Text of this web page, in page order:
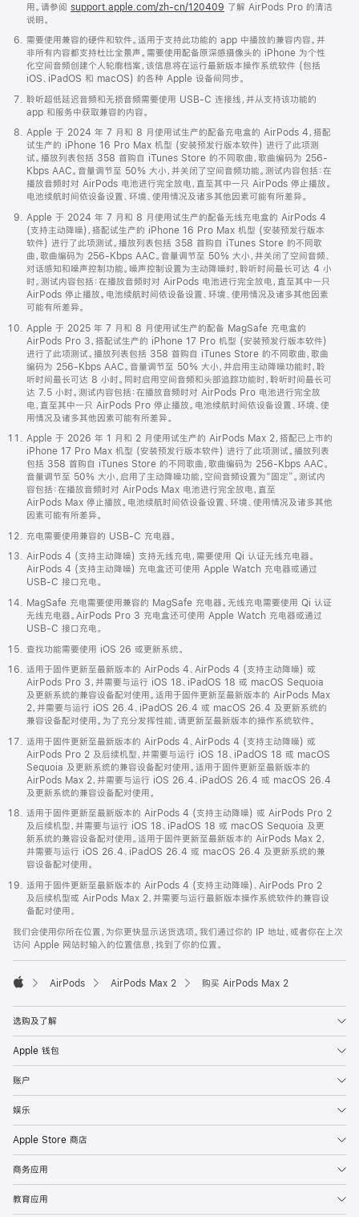
用。请参阅 support.apple.com/zh-cn/120409 了解 AirPods Pro 的清洁
说明。
需要使用兼容的硬件和软件。适用于支持此功能的 app 中播放的兼容内容。并
非所有内容都支持杜比全景声。需要使用配备原深感摄像头的 iPhone 为个性
化空间音频创建个人轮廓档案，该信息将在运行最新版本操作系统软件 (包括
iOS、iPadOS 和 macOS) 的各种 Apple 设备间同步。
聆听超低延迟音频和无损音频需要使用 USB-C 连接线，并从支持该功能的
app 和服务中获取兼容的内容。
Apple 于 2024 年 7 月和 8 月使用试生产的配备充电盒的 AirPods 4，搭配
试生产的 iPhone 16 Pro Max 机型 (安装预发行版本软件) 进行了此项测
试。播放列表包括 358 首购自 iTunes Store 的不同歌曲，歌曲编码为 256-
Kbps AAC。音量调节至 50% 大小，并关闭了空间音频功能。测试内容包括：在
播放音频时对 AirPods 电池进行完全放电，直至其中一只 AirPods 停止播放。
电池续航时间依设备设置、环境、使用情况及诸多其他因素可能有所差异。
Apple 于 2024 年 7 月和 8 月使用试生产的配备无线充电盒的 AirPods 4
(支持主动降噪)，搭配试生产的 iPhone 16 Pro Max 机型 (安装预发行版本
软件) 进行了此项测试。播放列表包括 358 首购自 iTunes Store 的不同歌
曲，歌曲编码为 256-Kbps AAC。音量调节至 50% 大小，并关闭了空间音频、
对话感知和噪声控制功能。噪声控制设置为主动降噪时，聆听时间最长可达 4 小
时。测试内容包括：在播放音频时对 AirPods 电池进行完全放电，直至其中一只
AirPods 停止播放。电池续航时间依设备设置、环境、使用情况及诸多其他因素
可能有所差异。
Apple 于 2025 年 7 月和 8 月使用试生产的配备 MagSafe 充电盒的
AirPods Pro 3，搭配试生产的 iPhone 17 Pro 机型 (安装预发行版本软件)
进行了此项测试。播放列表包括 358 首购自 iTunes Store 的不同歌曲，歌曲
编码为 256-Kbps AAC。音量调节至 50% 大小，并启用主动降噪功能时，聆
听时间最长可达 8 小时。同时启用空间音频和头部追踪功能时，聆听时间最长可
达 7.5 小时。测试内容包括：在播放音频时对 AirPods Pro 电池进行完全放
电，直至其中一只 AirPods Pro 停止播放。电池续航时间依设备设置、环境、使
用情况及诸多其他因素可能有所差异。
Apple 于 2026 年 1 月和 2 月使用试生产的 AirPods Max 2，搭配已上市的
iPhone 17 Pro Max 机型 (安装预发行版本软件) 进行了此项测试。播放列表
包括 358 首购自 iTunes Store 的不同歌曲，歌曲编码为 256-Kbps AAC。
音量调节至 50% 大小，启用了主动降噪功能，空间音频设置为“固定”。测试内
容包括：在播放音频时对 AirPods Max 电池进行完全放电，直至
AirPods Max 停止播放。电池续航时间依设备设置、环境、使用情况及诸多其他
因素可能有所差异。
充电需要使用兼容的 USB-C 充电器。
AirPods 4 (支持主动降噪) 支持无线充电，需要使用 Qi 认证无线充电器。
AirPods 4 (支持主动降噪) 充电盒还可使用 Apple Watch 充电器或通过
USB-C 接口充电。
MagSafe 充电需要使用兼容的 MagSafe 充电器。无线充电需要使用 Qi 认证
无线充电器。AirPods Pro 3 充电盒还可使用 Apple Watch 充电器或通过
USB-C 接口充电。
查找功能需要使用 iOS 26 或更新系统。
适用于固件更新至最新版本的 AirPods 4、AirPods 4 (支持主动降噪) 或
AirPods Pro 3，并需要与运行 iOS 18、iPadOS 18 或 macOS Sequoia
及更新系统的兼容设备配对使用。适用于固件更新至最新版本的 AirPods Max
2，并需要与运行 iOS 26.4、iPadOS 26.4 或 macOS 26.4 及更新系统的
兼容设备配对使用。为了充分发挥性能，请更新至最新版本的操作系统软件。
适用于固件更新至最新版本的 AirPods 4、AirPods 4 (支持主动降噪) 或
AirPods Pro 2 及后续机型，并需要与运行 iOS 18、iPadOS 18 或 macOS
Sequoia 及更新系统的兼容设备配对使用。适用于固件更新至最新版本的
AirPods Max 2，并需要与运行 iOS 26.4、iPadOS 26.4 或 macOS 26.4
及更新系统的兼容设备配对使用。
适用于固件更新至最新版本的 AirPods 4 (支持主动降噪) 或 AirPods Pro 2
及后续机型，并需要与运行 iOS 18、iPadOS 18 或 macOS Sequoia 及更
新系统的兼容设备配对使用。适用于固件更新至最新版本的 AirPods Max 2，
并需要与运行 iOS 26.4、iPadOS 26.4 或 macOS 26.4 及更新系统的兼
容设备配对使用。
适用于固件更新至最新版本的 AirPods 4 (支持主动降噪)、AirPods Pro 2
及后续机型或 AirPods Max 2，并需要与运行最新版本操作系统软件的兼容设
备配对使用。
我们会使用你所在位置，为你更快显示送货选项。我们通过你的 IP 地址，或者你在上次
访问 Apple 网站时输入的位置信息，找到了你的位置。
AirPods AirPods Max 2 购买 AirPods Max 2
选购及了解
Apple 钱包
账户
娱乐
Apple Store 商店
商务应用
教育应用